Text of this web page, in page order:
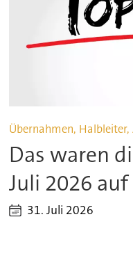
Übernahmen,
Das waren
Juli 2026
31. Juli 2026